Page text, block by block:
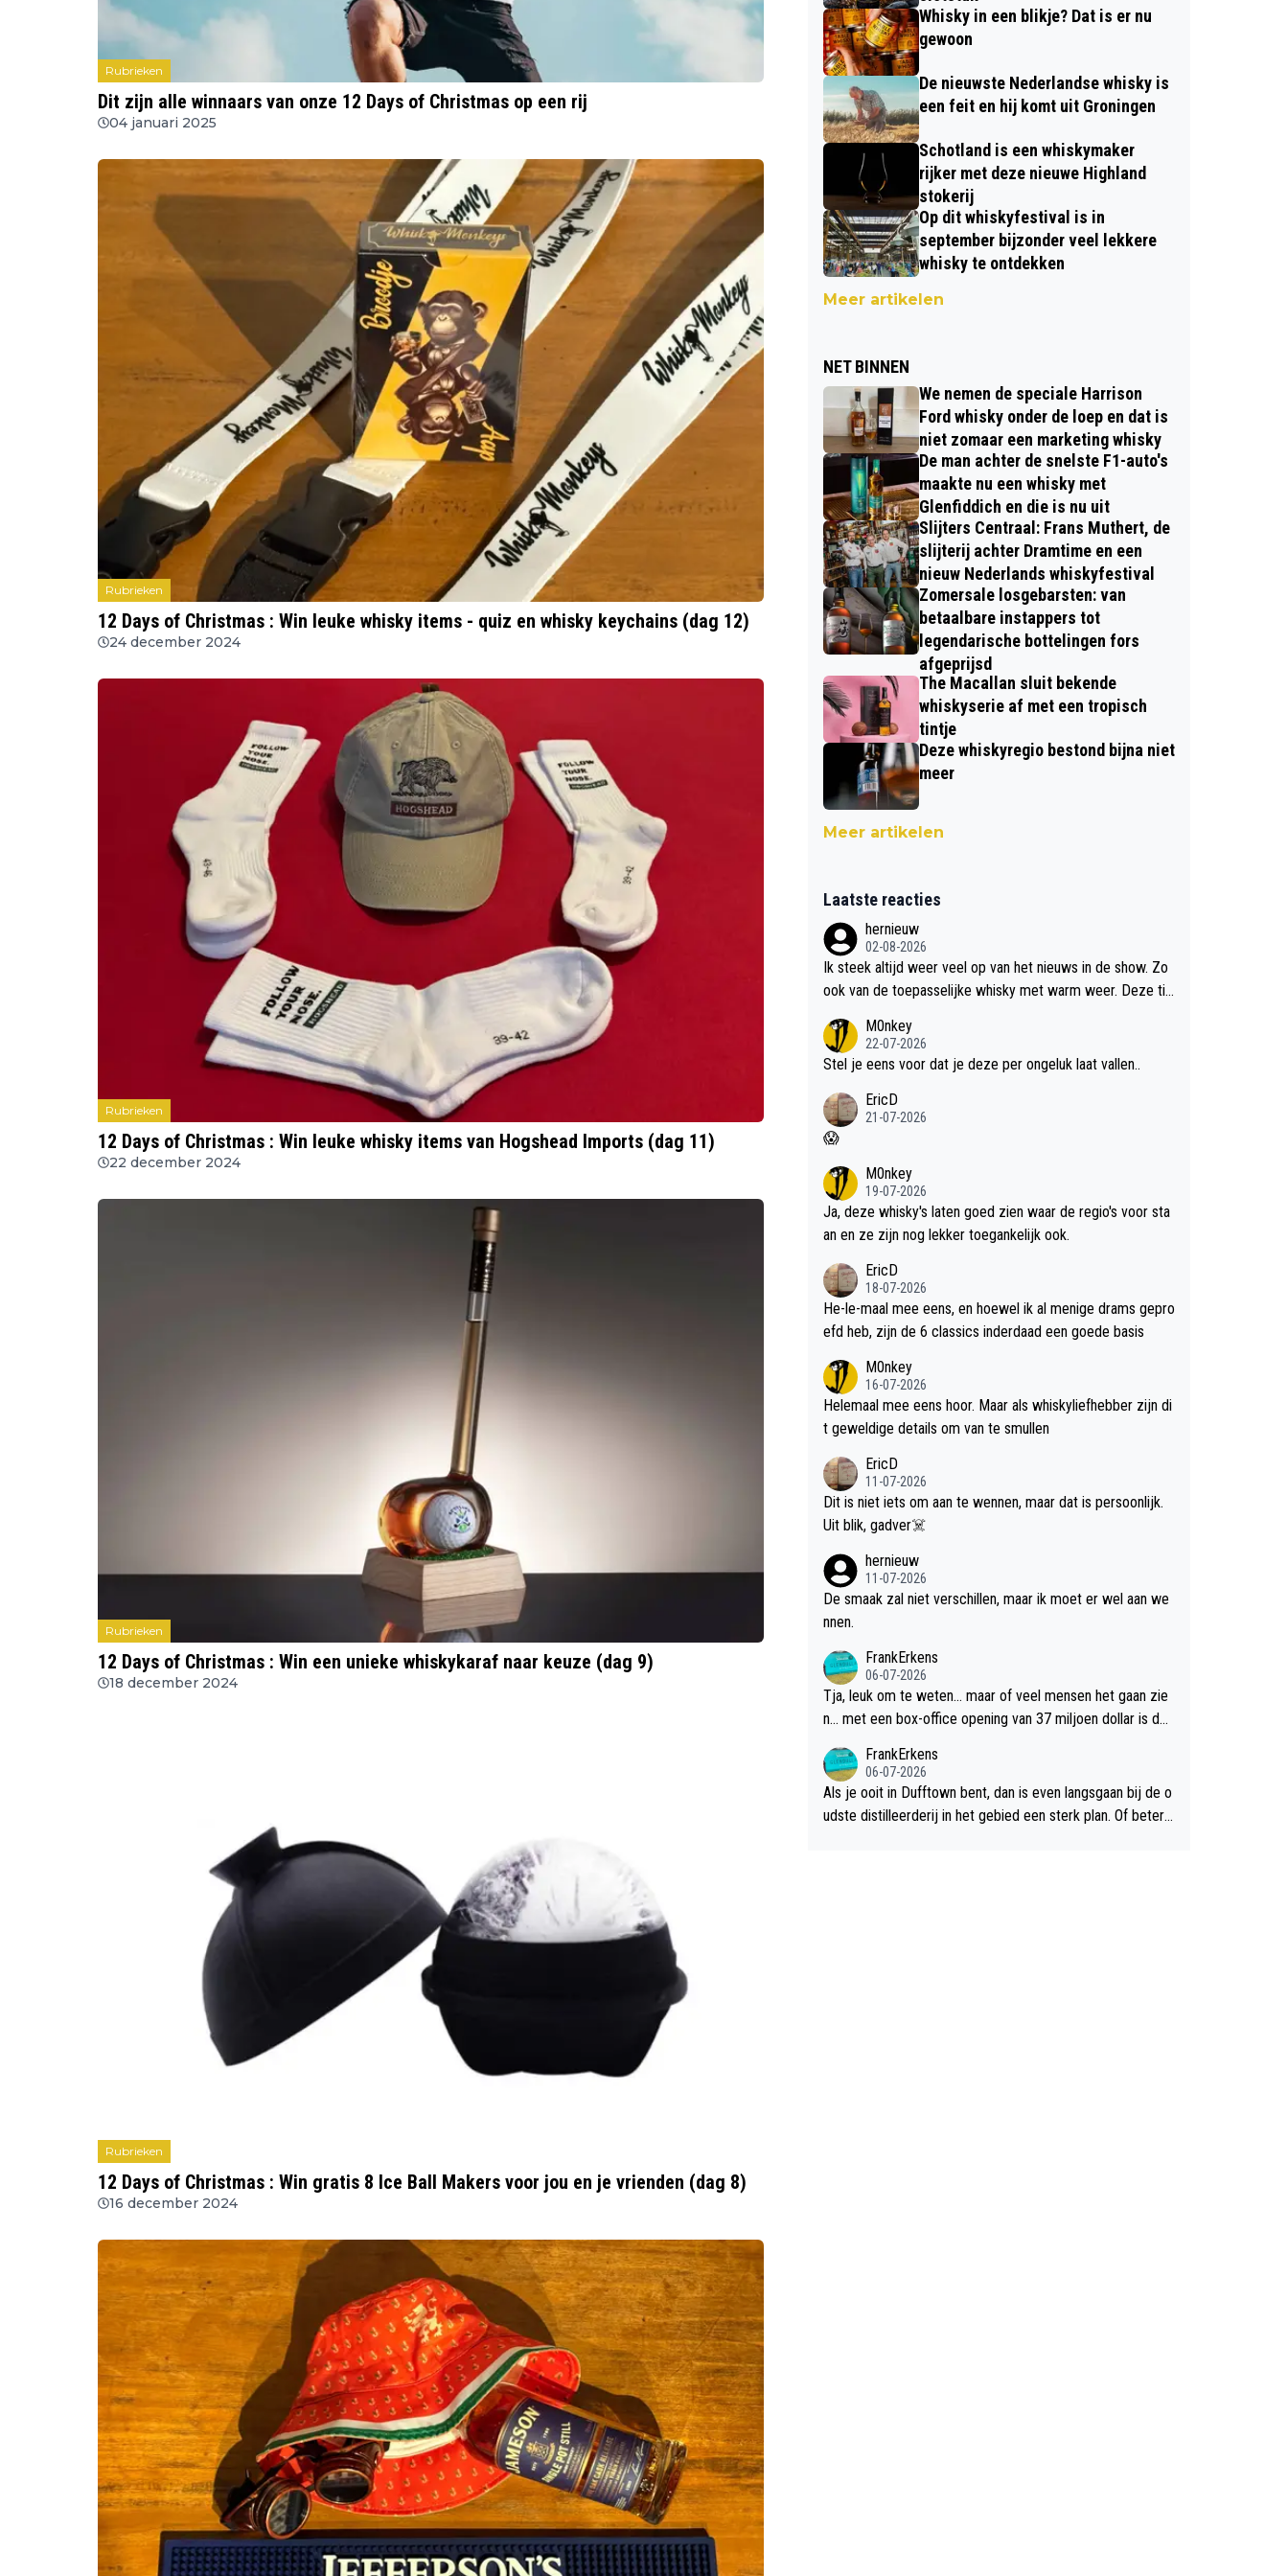
Rubrieken
Dit zijn alle winnaars van onze 12 Days of Christmas op een rij
04 januari 2025
Rubrieken
12 Days of Christmas : Win leuke whisky items - quiz en whisky keychains (dag 12)
24 december 2024
Rubrieken
12 Days of Christmas : Win leuke whisky items van Hogshead Imports (dag 11)
22 december 2024
Rubrieken
12 Days of Christmas : Win een unieke whiskykaraf naar keuze (dag 9)
18 december 2024
Rubrieken
12 Days of Christmas : Win gratis 8 Ice Ball Makers voor jou en je vrienden (dag 8)
16 december 2024
Whisky in een blikje? Dat is er nu
gewoon
De nieuwste Nederlandse whisky is
een feit en hij komt uit Groningen
Schotland is een whiskymaker
rijker met deze nieuwe Highland
stokerij
Op dit whiskyfestival is in
september bijzonder veel lekkere
whisky te ontdekken
Meer artikelen
NET BINNEN
We nemen de speciale Harrison
Ford whisky onder de loep en dat is
niet zomaar een marketing whisky
De man achter de snelste F1-auto's
maakte nu een whisky met
Glenfiddich en die is nu uit
Slijters Centraal: Frans Muthert, de
slijterij achter Dramtime en een
nieuw Nederlands whiskyfestival
Zomersale losgebarsten: van
betaalbare instappers tot
legendarische bottelingen fors
afgeprijsd
The Macallan sluit bekende
whiskyserie af met een tropisch
tintje
Deze whiskyregio bestond bijna niet
meer
Meer artikelen
Laatste reacties
hernieuw
02-08-2026
Ik steek altijd weer veel op van het nieuws in de show. Zo
ook van de toepasselijke whisky met warm weer. Deze tip
M0nkey
22-07-2026
Stel je eens voor dat je deze per ongeluk laat vallen..
EricD
21-07-2026
😱
M0nkey
19-07-2026
Ja, deze whisky's laten goed zien waar de regio's voor sta
an en ze zijn nog lekker toegankelijk ook.
EricD
18-07-2026
He-le-maal mee eens, en hoewel ik al menige drams gepro
efd heb, zijn de 6 classics inderdaad een goede basis
M0nkey
16-07-2026
Helemaal mee eens hoor. Maar als whiskyliefhebber zijn di
t geweldige details om van te smullen
EricD
11-07-2026
Dit is niet iets om aan te wennen, maar dat is persoonlijk.
Uit blik, gadver☠️
hernieuw
11-07-2026
De smaak zal niet verschillen, maar ik moet er wel aan we
nnen.
FrankErkens
06-07-2026
Tja, leuk om te weten... maar of veel mensen het gaan zie
n... met een box-office opening van 37 miljoen dollar is de
FrankErkens
06-07-2026
Als je ooit in Dufftown bent, dan is even langsgaan bij de o
udste distilleerderij in het gebied een sterk plan. Of beter n